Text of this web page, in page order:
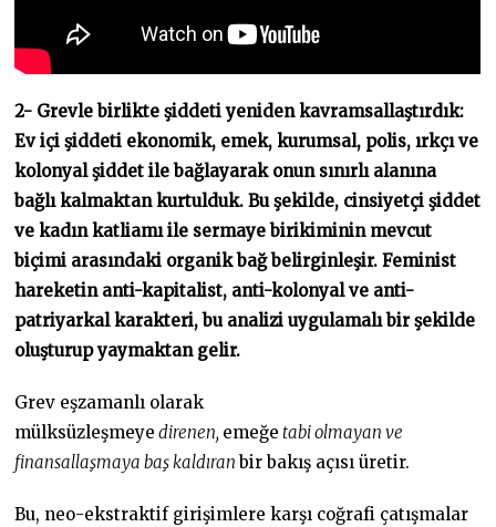
2- Grevle birlikte şiddeti yeniden kavramsallaştırdık:
Ev içi şiddeti ekonomik, emek, kurumsal, polis, ırkçı ve
kolonyal şiddet ile bağlayarak onun sınırlı alanına
bağlı kalmaktan kurtulduk. Bu şekilde, cinsiyetçi şiddet
ve kadın katliamı ile sermaye birikiminin mevcut
biçimi arasındaki organik bağ belirginleşir. Feminist
hareketin anti-kapitalist, anti-kolonyal ve anti-
patriyarkal karakteri, bu analizi uygulamalı bir şekilde
oluşturup yaymaktan gelir.
Grev eşzamanlı olarak
mülksüzleşmeye direnen, emeğe tabi olmayan ve
finansallaşmaya baş kaldıranbir bakış açısı üretir.
Bu, neo-ekstraktif girişimlere karşı coğrafi çatışmalar